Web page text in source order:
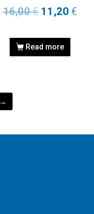
16,00€ 11,20 €
Read more
→